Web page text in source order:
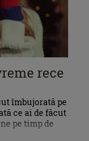
rece
îmbujorată pe
ce ai de făcut
pe timp de